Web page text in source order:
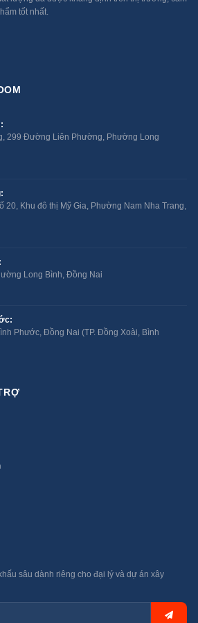
người mới mua
KDEU-8838BL 8 bộ tích hợp 7 chương
Clean – tự
máy trên 70 độ C
– rửa bát tự động bằng cách sử
70 độ C, loại bỏ cặn bẩn và vi
máy luôn sạch sẽ và hoạt động
tốt nhất.
299 Đường Liên Phường, Phường Long
20, Khu đô thị Mỹ Gia, Phường Nam Nha Trang,
Long Bình, Đồng Nai
Phước, Đồng Nai (TP. Đồng Xoài, Bình
sâu dành riêng cho đại lý và dự án xây